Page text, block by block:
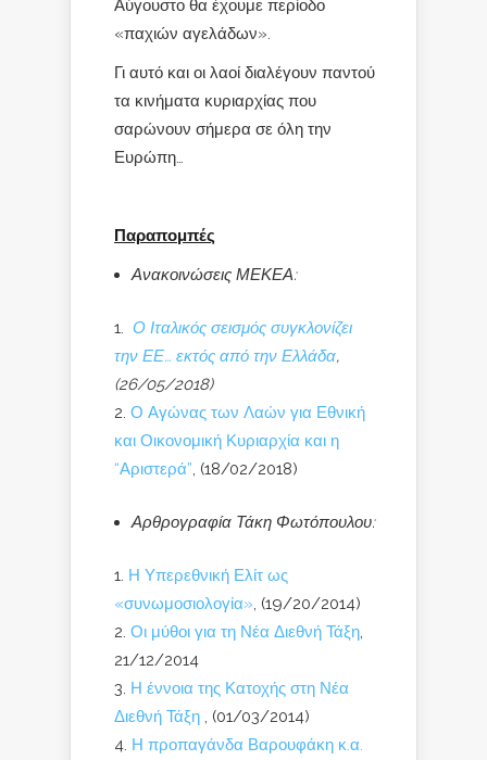
Αύγουστο θα έχουμε περίοδο
«παχιών αγελάδων».
Γι αυτό και οι λαοί διαλέγουν παντού
τα κινήματα κυριαρχίας που
σαρώνουν σήμερα σε όλη την
Ευρώπη…
Παραπομπές
Ανακοινώσεις ΜΕΚΕΑ:
Ο Ιταλικός σεισμός συγκλονίζει
την ΕΕ… εκτός από την Ελλάδα,
(26/05/2018)
Ο Αγώνας των Λαών για Εθνική
και Οικονομική Κυριαρχία και η
“Αριστερά” , (18/02/2018)
Αρθρογραφία Τάκη Φωτόπουλου:
Η Υπερεθνική Ελίτ ως
«συνωμοσιολογία» , (19/20/2014)
Οι μύθοι για τη Νέα Διεθνή Τάξη
21/12/2014
Η έννοια της Κατοχής στη Νέα
Διεθνή Τάξη , (01/03/2014)
Η προπαγάνδα Βαρουφάκη κ.α.